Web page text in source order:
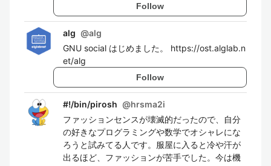
Follow
alg @alg
GNU social はじめました。 https://ost.alglab.n
et/alg
Follow
#!/bin/pirosh @hrsma2i
ファッションセンスが壊滅的だったので、自分
の好きなプログラミングや数学でオシャレにな
ろうと試みてる人です。服屋に入ると冷や汗が
出るほど、ファッションが苦手でした。今は機